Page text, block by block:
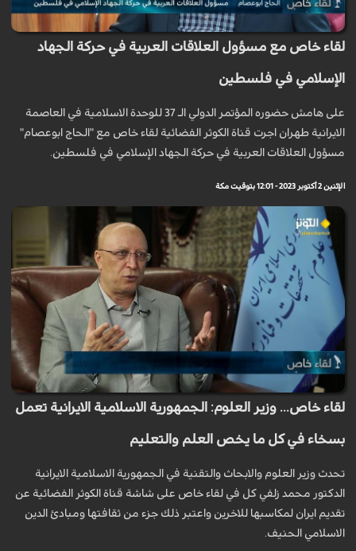
لقاء خاص مع مسؤول العلاقات العربية في حركة الجهاد
الإسلامي في فلسطين
على هامش حضوره المؤتمر الدولي الـ 37 للوحدة الاسلامية في العاصمة
الايرانية طهران اجرت قناة الكوثر الفضائية لقاء خاص مع "الحاج ابوعصام"
مسؤول العلاقات العربية في حركة الجهاد الإسلامي في فلسطين.
الإثنين 2 أكتوبر 2023 - 12:01 بتوقيت مكة
لقاء خاص... وزير العلوم: الجمهورية الاسلامية الايرانية تعمل
بسخاء في كل ما يخص العلم والتعليم
تحدث وزير العلوم والابحاث والتقنية في الجمهورية الاسلامية الايرانية
الدكتور محمد زلفي كل في لقاء خاص على شاشة قناة الكوثر الفضائية عن
تقديم ايران لمكاسبها للاخرين واعتبر ذلك جزء من ثقافتها ومبادئ الدين
الاسلامي الحنيف.